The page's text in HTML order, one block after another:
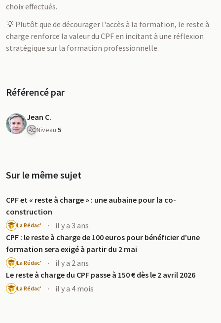
choix effectués.
💡 Plutôt que de décourager l'accès à la formation, le reste à
charge renforce la valeur du CPF en incitant à une réflexion
stratégique sur la formation professionnelle.
Référencé par
Jean C.
Niveau 5
Sur le même sujet
CPF et « reste à charge » : une aubaine pour la co-
construction
La Rédac' ·
il y a 3 ans
CPF : le reste à charge de 100 euros pour bénéficier d’une
formation sera exigé à partir du 2 mai
La Rédac' ·
il y a 2 ans
Le reste à charge du CPF passe à 150 € dès le 2 avril 2026
La Rédac' · il y a 4 mois